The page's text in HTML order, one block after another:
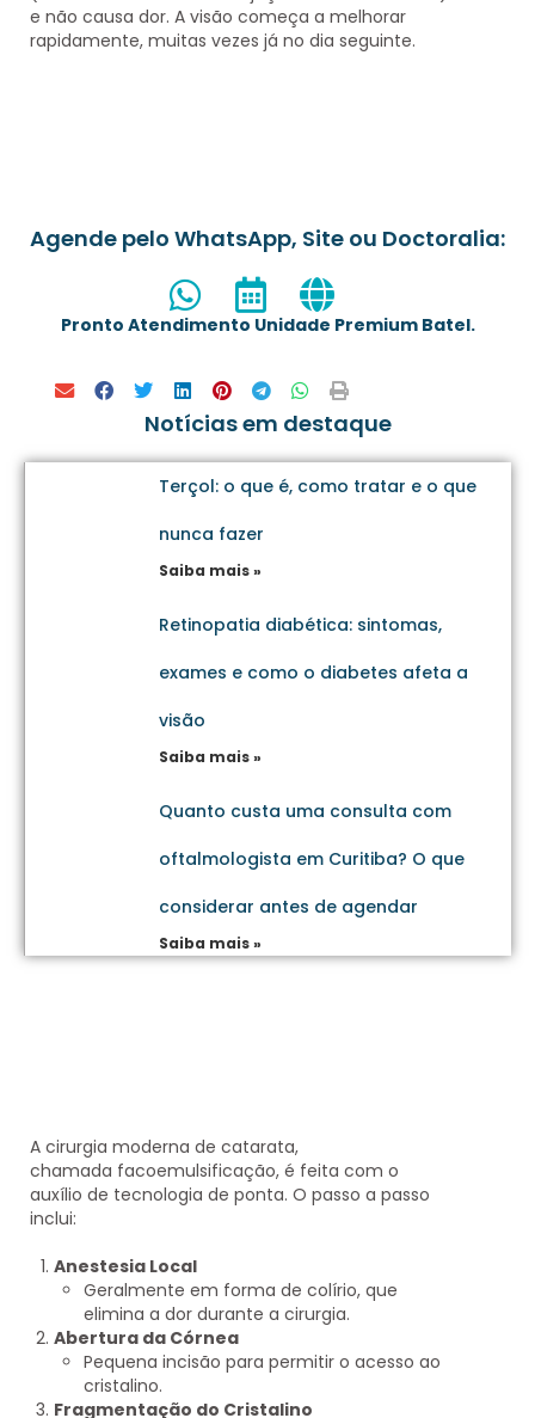
e não causa dor. A visão começa a melhorar
rapidamente, muitas vezes já no dia seguinte.
Agende pelo WhatsApp, Site ou Doctoralia:
Pronto Atendimento Unidade Premium Batel.
Notícias em destaque
Terçol: o que é, como tratar e o que
nunca fazer
Saiba mais »
Retinopatia diabética: sintomas,
exames e como o diabetes afeta a
visão
Saiba mais »
Quanto custa uma consulta com
oftalmologista em Curitiba? O que
considerar antes de agendar
Saiba mais »
A cirurgia moderna de catarata,
chamada facoemulsificação, é feita com o
auxílio de tecnologia de ponta. O passo a passo
inclui:
Anestesia Local
Geralmente em forma de colírio, que
elimina a dor durante a cirurgia.
Abertura da Córnea
Pequena incisão para permitir o acesso ao
cristalino.
Fragmentação do Cristalino